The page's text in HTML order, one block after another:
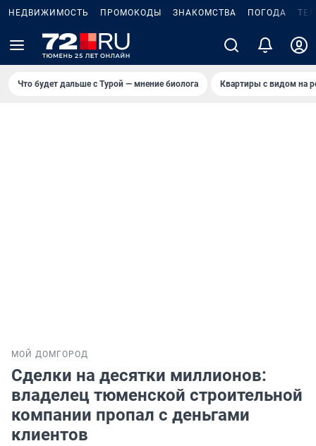
НЕДВИЖИМОСТЬ ПРОМОКОДЫ ЗНАКОМСТВА ПОГОДА
Что будет дальше с Турой — мнение биолога Квартиры с видом на
МОЙ ДОМ ГОРОД
Сделки на десятки миллионов:
владелец тюменской строительной
компании пропал с деньгами
клиентов